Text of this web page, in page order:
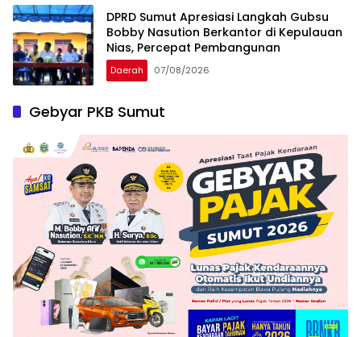
DPRD Sumut Apresiasi Langkah Gubsu
Bobby Nasution Berkantor di Kepulauan
Nias, Percepat Pembangunan
Daerah 07/08/2026
Gebyar PKB Sumut